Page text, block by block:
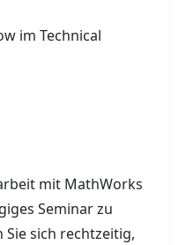
im Technical
mit MathWorks
Seminar zu
Sie sich rechtzeitig,